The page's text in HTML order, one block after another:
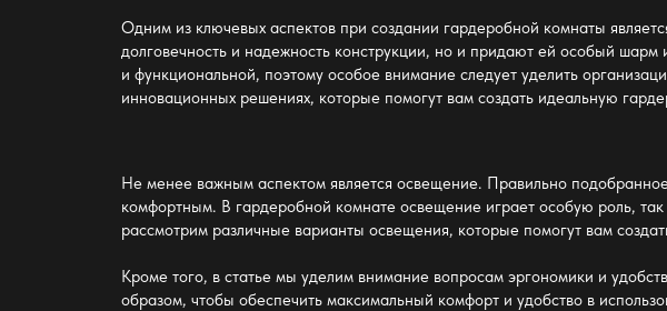
Одним из ключевых аспектов при создании гардеробной комнаты
долговечность и надежность конструкции, но и придают ей особый
и функциональной, поэтому особое внимание следует уделить
инновационных решениях, которые помогут вам создать идеальную
Не менее важным аспектом является освещение. Правильно
комфортным. В гардеробной комнате освещение играет особую роль,
рассмотрим различные варианты освещения, которые помогут вам
Кроме того, в статье мы уделим внимание вопросам эргономики и
образом, чтобы обеспечить максимальный комфорт и удобство в